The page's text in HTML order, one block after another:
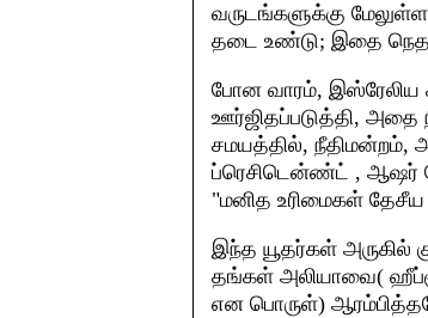
வருடங்களுக்கு
தடை உண்டு; இதை
போன வாரம், இஸ்ரேலிய
ஊர்ஜிதப்படுத்தி, அதை
சமயத்தில், நீதிமன்றம்,
ப்ரெசிடென்ண்ட் , ஆஷர்
"மனித உரிமைகள்
இந்த யூதர்கள் அருகில்
தங்கள் அலியாவை(
என பொருள்)